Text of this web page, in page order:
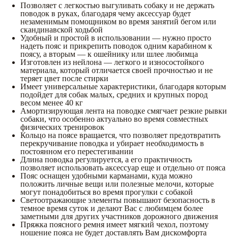
Позволяет с легкостью выгуливать собаку и не держать
поводок в руках, благодаря чему аксессуар будет
незаменимым помощником во время занятий бегом или
скандинавской ходьбой
Удобный и простой в использовании — нужно просто
надеть пояс и прикрепить поводок одним карабином к
поясу, а вторым — к ошейнику или шлее любимца
Изготовлен из нейлона — легкого и износостойкого
материала, который отличается своей прочностью и не
теряет цвет после стирки
Имеет универсальные характеристики, благодаря которым
подойдет для собак малых, средних и крупных пород
весом менее 40 кг
Амортизирующая лента на поводке смягчает резкие рывки
собаки, что особенно актуально во время совместных
физических тренировок
Кольцо на поясе вращается, что позволяет предотвратить
перекручивание поводка и убирает необходимость в
постоянном его перестегивании
Длина поводка регулируется, а его практичность
позволяет использовать аксессуар еще и отдельно от пояса
Пояс оснащен удобными карманами, куда можно
положить личные вещи или полезные мелочи, которые
могут понадобиться во время прогулки с собакой
Светоотражающие элементы повышают безопасность в
темное время суток и делают Вас с любимцем более
заметными для других участников дорожного движения
Пряжка поясного ремня имеет мягкий чехол, поэтому
ношение пояса не будет доставлять Вам дискомфорта